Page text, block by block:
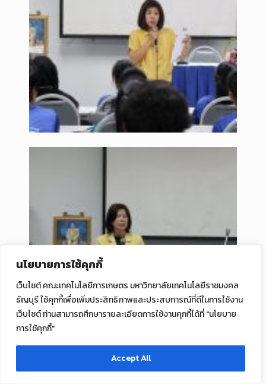
นโยบายการใช้คุกกี้
เว็บไซต์ คณะเทคโนโลยีการเกษตร มหาวิทยาลัยเทคโนโลยีราชมงคล
ธัญบุรี ใช้คุกกี้เพื่อเพิ่มประสิทธิภาพและประสบการณ์ที่ดีในการใช้งาน
เว็บไซต์ ท่านสามารถศึกษารายละเอียดการใช้งานคุกกี้ได้ที่ "นโยบาย
การใช้คุกกี้"
Accept All